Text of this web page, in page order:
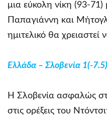
μια εύκολη νίκη (93-
Παπαγιάννη και
ημιτελικό θα χρειαστεί
Ελλάδα – Σλοβενία 1(-
Η Σλοβενία ασφαλώς
στις ορέξεις του